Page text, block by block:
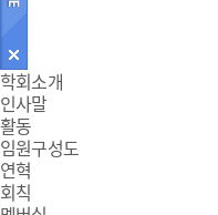
주
메
뉴
학회소개
인사말
활동
임원구성도
연혁
회칙